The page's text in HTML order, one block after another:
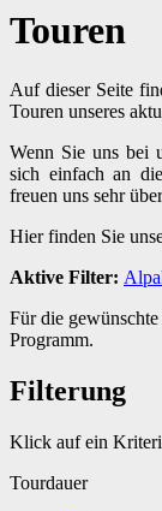
Touren
Auf dieser Seite
Touren unseres
Wenn Sie uns bei
sich einfach an
freuen uns sehr
Hier finden Sie
Aktive Filter:
Für die
Programm.
Filterung
Klick auf ein
Tourdauer